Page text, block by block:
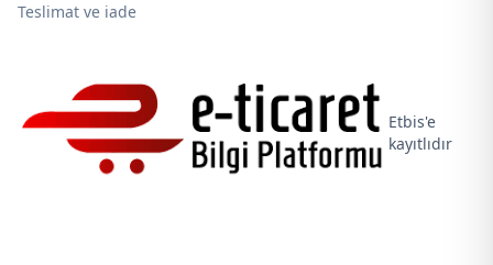
Teslimat ve iade
Etbis'e
kayıtlıdır